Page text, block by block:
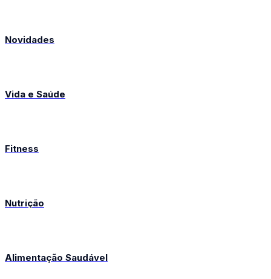
Novidades
Vida e Saúde
Fitness
Nutrição
Alimentação Saudável